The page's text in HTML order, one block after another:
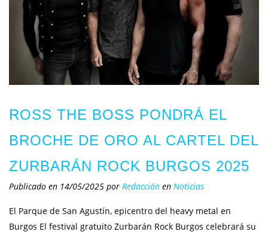
ROSS THE BOSS PONDRÁ EL
BROCHE DE ORO AL CARTEL DEL
ZURBARÁN ROCK BURGOS 2025
Publicado en 14/05/2025 por Redacción en Noticias
El Parque de San Agustín, epicentro del heavy metal en
Burgos El festival gratuito Zurbarán Rock Burgos celebrará su